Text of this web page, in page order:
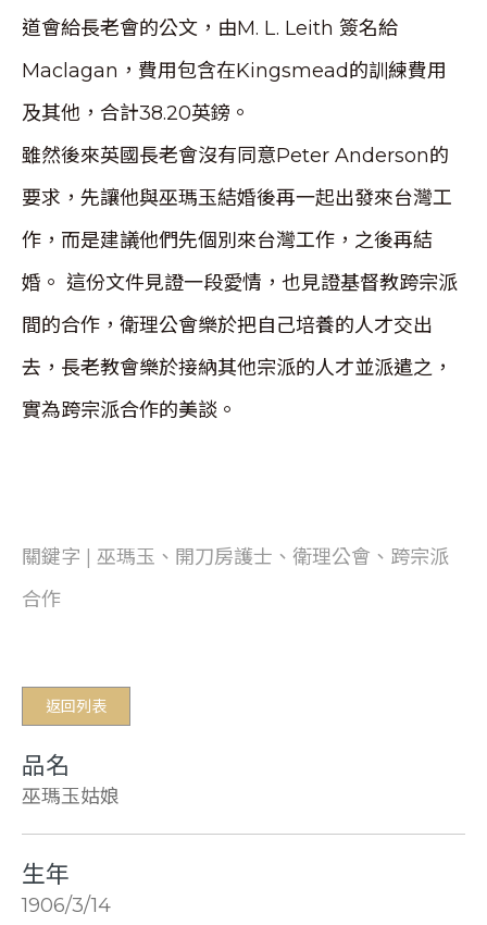
道會給長老會的公文，由M. L. Leith 簽名給
Maclagan，費用包含在Kingsmead的訓練費用
及其他，合計38.20英鎊。
雖然後來英國長老會沒有同意Peter Anderson的
要求，先讓他與巫瑪玉結婚後再一起出發來台灣工
作，而是建議他們先個別來台灣工作，之後再結
婚。 這份文件見證一段愛情，也見證基督教跨宗派
間的合作，衛理公會樂於把自己培養的人才交出
去，長老教會樂於接納其他宗派的人才並派遣之，
實為跨宗派合作的美談。
關鍵字 | 巫瑪玉、開刀房護士、衛理公會、跨宗派
合作
返回列表
品名
巫瑪玉姑娘
生年
1906/3/14